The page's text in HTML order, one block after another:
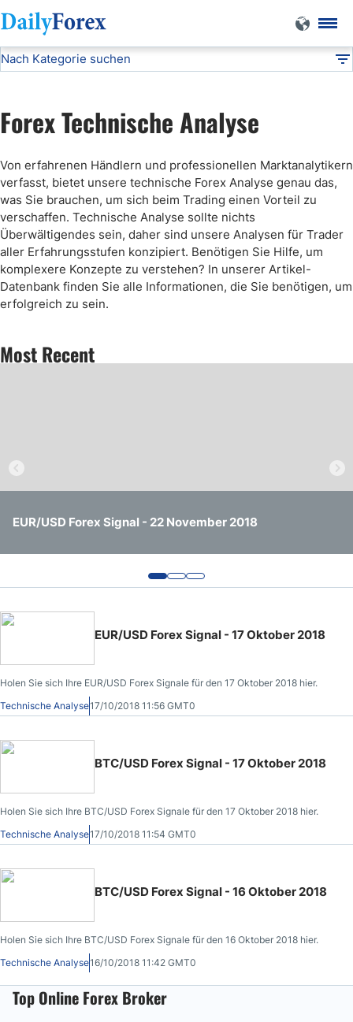
DF Technische Analyse
Nach Kategorie suchen
Forex Technische Analyse
Von erfahrenen Händlern und professionellen Marktanalytikern
verfasst, bietet unsere technische Forex Analyse genau das,
was Sie brauchen, um sich beim Trading einen Vorteil zu
verschaffen. Technische Analyse sollte nichts
Überwältigendes sein, daher sind unsere Analysen für Trader
aller Erfahrungsstufen konzipiert. Benötigen Sie Hilfe, um
komplexere Konzepte zu verstehen? In unserer Artikel-
Datenbank finden Sie alle Informationen, die Sie benötigen, um
erfolgreich zu sein.
Most Recent
EUR/USD Forex Signal - 22 November 2018
BTC/USD Forex Signal - 22 November 2018
USD/CHF Forex Signal - 22 November 2018
EUR/USD Forex Signal - 17 Oktober 2018
Holen Sie sich Ihre EUR/USD Forex Signale für den 17 Oktober 2018 hier.
Technische Analyse17/10/2018 11:56 GMT0
BTC/USD Forex Signal - 17 Oktober 2018
Holen Sie sich Ihre BTC/USD Forex Signale für den 17 Oktober 2018 hier.
Technische Analyse17/10/2018 11:54 GMT0
BTC/USD Forex Signal - 16 Oktober 2018
Holen Sie sich Ihre BTC/USD Forex Signale für den 16 Oktober 2018 hier.
Technische Analyse16/10/2018 11:42 GMT0
Top Online Forex Broker